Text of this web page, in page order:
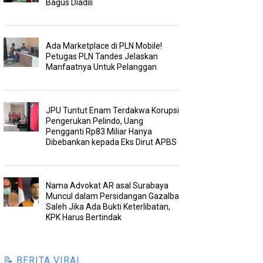
Bagus Diadili
Ada Marketplace di PLN Mobile!
Petugas PLN Tandes Jelaskan
Manfaatnya Untuk Pelanggan
JPU Tuntut Enam Terdakwa Korupsi
Pengerukan Pelindo, Uang
Pengganti Rp83 Miliar Hanya
Dibebankan kepada Eks Dirut APBS
Nama Advokat AR asal Surabaya
Muncul dalam Persidangan Gazalba
Saleh Jika Ada Bukti Keterlibatan,
KPK Harus Bertindak
📝 BERITA VIRAL